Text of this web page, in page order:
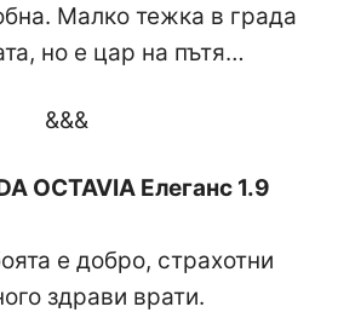
Малко тежка в града
но е цар на пътя…
&&&
OCTAVIA Елеганс 1.9
е добро, страхотни
здрави врати.